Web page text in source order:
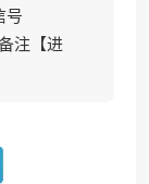
号
注【进